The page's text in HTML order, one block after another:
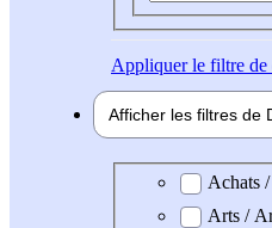
Appliquerle filtre de
Afficher les filtres de
Domaine Achats
Arts /